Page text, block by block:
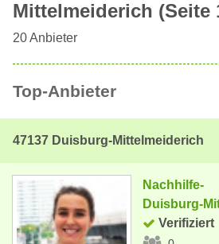
Mittelmeiderich (Seite
20Anbieter
Top-Anbieter
47137 Duisburg-Mittelmeiderich
Nachhilfe-
Duisburg-
Verifiziert